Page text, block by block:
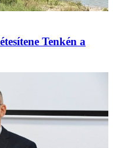
Tenkén a